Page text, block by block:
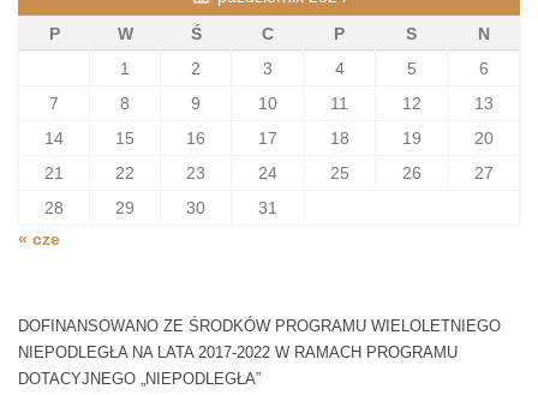
P
W Ś C P S
N
1
2 3 4 5
6
7
8 9 10 11 12
13
14
15 16 17 18 19
20
21
22 23 24 25 26
27
28
29 30
31
« cze
DOFINANSOWANO ZE ŚRODKÓW PROGRAMU WIELOLETNIEGO
NIEPODLEGŁA NA LATA 2017-2022 W RAMACH PROGRAMU
DOTACYJNEGO „NIEPODLEGŁA”